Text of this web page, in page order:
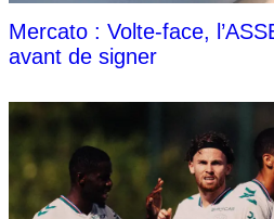
Mercato : Volte-face,
avant de signer